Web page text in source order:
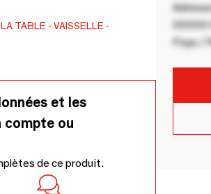
TABLE
VAISSELLE
et les
compte ou
de ce produit.
00000
Pays /